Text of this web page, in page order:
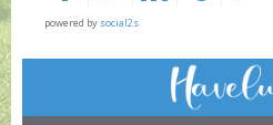
powered by social2s